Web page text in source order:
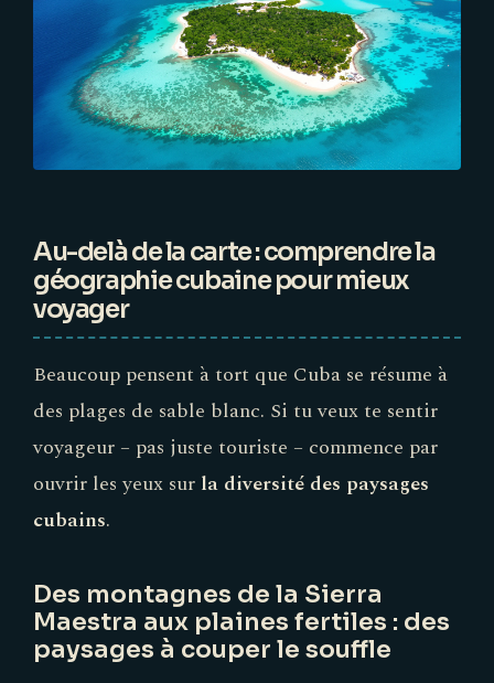
Au-delà de la carte : comprendre la
géographie cubaine pour mieux
voyager
Beaucoup pensent à tort que Cuba se résume à
des plages de sable blanc. Si tu veux te sentir
voyageur – pas juste touriste – commence par
ouvrir les yeux sur la diversité des paysages
cubains.
Des montagnes de la Sierra
Maestra aux plaines fertiles : des
paysages à couper le souffle